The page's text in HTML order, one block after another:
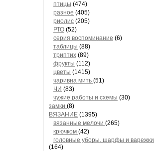
птицы (474)
разное (405)
риолис (205)
РТО (52)
серия воспоминание (6)
таблицы (88)
триптих (89)
фрукты (112)
цветы (1415)
чаривна мить (51)
ЧИ (83)
чужие работы и схемы (30)
замки (8)
ВЯЗАНИЕ (1395)
вязанные мелочи (265)
крючком (42)
головные уборы, шарфы и варежки
(164)